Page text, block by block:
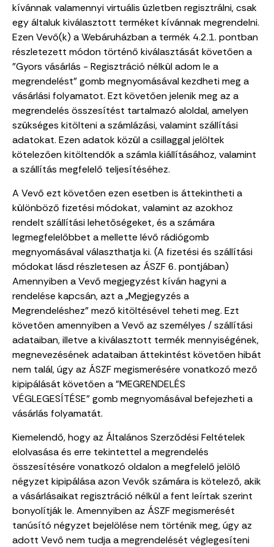
kívánnak valamennyi virtuális üzletben regisztrálni, csak
egy általuk kiválasztott terméket kívánnak megrendelni.
Ezen Vevő(k) a Webáruházban a termék 4.2.1. pontban
részletezett módon történő kiválasztását követően a
"Gyors vásárlás - Regisztráció nélkül adom le a
megrendelést" gomb megnyomásával kezdheti meg a
vásárlási folyamatot. Ezt követően jelenik meg az a
megrendelés összesítést tartalmazó aloldal, amelyen
szükséges kitölteni a számlázási, valamint szállítási
adatokat. Ezen adatok közül a csillaggal jelöltek
kötelezően kitöltendők a számla kiállításához, valamint
a szállítás megfelelő teljesítéséhez.
A Vevő ezt követően ezen esetben is áttekintheti a
különböző fizetési módokat, valamint az azokhoz
rendelt szállítási lehetőségeket, és a számára
legmegfelelőbbet a mellette lévő rádiógomb
megnyomásával választhatja ki. (A fizetési és szállítási
módokat lásd részletesen az ÁSZF 6. pontjában)
Amennyiben a Vevő megjegyzést kíván hagyni a
rendelése kapcsán, azt a „Megjegyzés a
Megrendeléshez” mező kitöltésével teheti meg. Ezt
követően amennyiben a Vevő az személyes / szállítási
adataiban, illetve a kiválasztott termék mennyiségének,
megnevezésének adataiban áttekintést követően hibát
nem talál, úgy az ÁSZF megismerésére vonatkozó mező
kipipálását követően a "MEGRENDELÉS
VÉGLEGESÍTÉSE" gomb megnyomásával befejezheti a
vásárlás folyamatát.
Kiemelendő, hogy az Általános Szerződési Feltételek
elolvasása és erre tekintettel a megrendelés
összesítésére vonatkozó oldalon a megfelelő jelölő
négyzet kipipálása azon Vevők számára is kötelező, akik
a vásárlásaikat regisztráció nélkül a fent leírtak szerint
bonyolítják le. Amennyiben az ÁSZF megismerését
tanúsító négyzet bejelölése nem történik meg, úgy az
adott Vevő nem tudja a megrendelését véglegesíteni